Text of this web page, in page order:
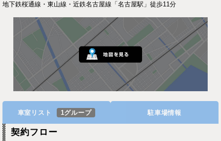
地下鉄桜通線・東山線・近鉄名古屋線「名古屋駅」徒歩11分
車室リスト 1グループ 駐車場情報
契約フロー